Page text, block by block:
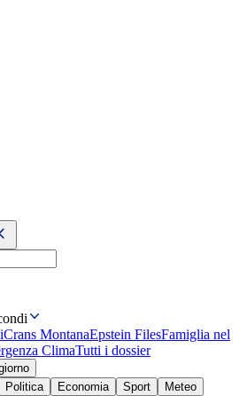
Crans MontanaEpstein FilesFamiglia nel
ClimaTutti i dossier
Politica Economia Sport
Meteo